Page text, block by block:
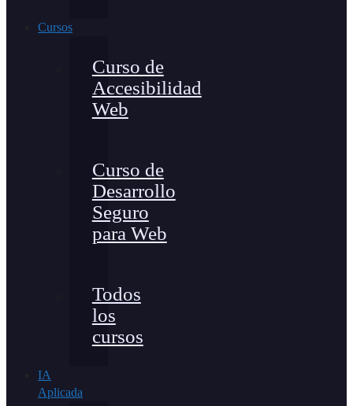
Cursos
Curso de
Accesibilidad
Web
Curso de
Desarrollo
Seguro
para Web
Todos
los
cursos
IA
Aplicada